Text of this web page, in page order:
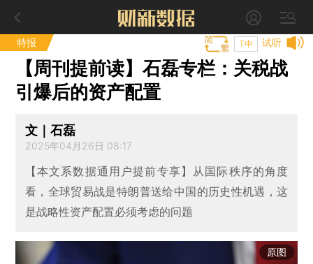
特报 试听
T中
【周刊提前读】石磊专栏：关税战
引爆后的资产配置
文｜石磊
2025年04月26日 08:17
【本文系数据通用户提前专享】从国际秩序的角度
看，全球贸易战是特朗普送给中国的历史性机遇，这
是战略性资产配置必须考虑的问题
原图